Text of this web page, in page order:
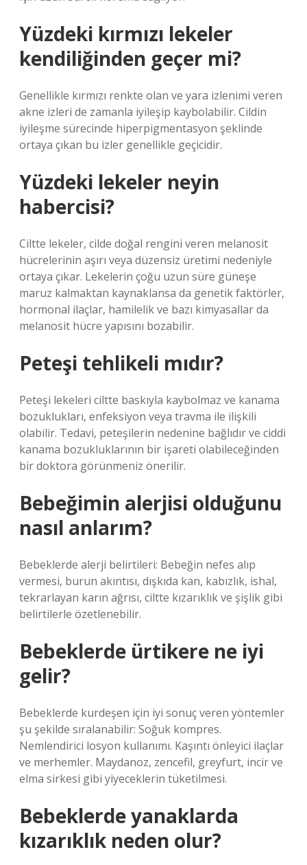
Yüzdeki kırmızı lekeler
kendiliğinden geçer mi?
Genellikle kırmızı renkte olan ve yara izlenimi veren
akne izleri de zamanla iyileşip kaybolabilir. Cildin
iyileşme sürecinde hiperpigmentasyon şeklinde
ortaya çıkan bu izler genellikle geçicidir.
Yüzdeki lekeler neyin
habercisi?
Ciltte lekeler, cilde doğal rengini veren melanosit
hücrelerinin aşırı veya düzensiz üretimi nedeniyle
ortaya çıkar. Lekelerin çoğu uzun süre güneşe
maruz kalmaktan kaynaklansa da genetik faktörler,
hormonal ilaçlar, hamilelik ve bazı kimyasallar da
melanosit hücre yapısını bozabilir.
Peteşi tehlikeli mıdır?
Peteşi lekeleri ciltte baskıyla kaybolmaz ve kanama
bozuklukları, enfeksiyon veya travma ile ilişkili
olabilir. Tedavi, peteşilerin nedenine bağlıdır ve ciddi
kanama bozukluklarının bir işareti olabileceğinden
bir doktora görünmeniz önerilir.
Bebeğimin alerjisi olduğunu
nasıl anlarım?
Bebeklerde alerji belirtileri: Bebeğin nefes alıp
vermesi, burun akıntısı, dışkıda kan, kabızlık, ishal,
tekrarlayan karın ağrısı, ciltte kızarıklık ve şişlik gibi
belirtilerle özetlenebilir.
Bebeklerde ürtikere ne iyi
gelir?
Bebeklerde kurdeşen için iyi sonuç veren yöntemler
şu şekilde sıralanabilir: Soğuk kompres.
Nemlendirici losyon kullanımı. Kaşıntı önleyici ilaçlar
ve merhemler. Maydanoz, zencefil, greyfurt, incir ve
elma sirkesi gibi yiyeceklerin tüketilmesi.
Bebeklerde yanaklarda
kızarıklık neden olur?